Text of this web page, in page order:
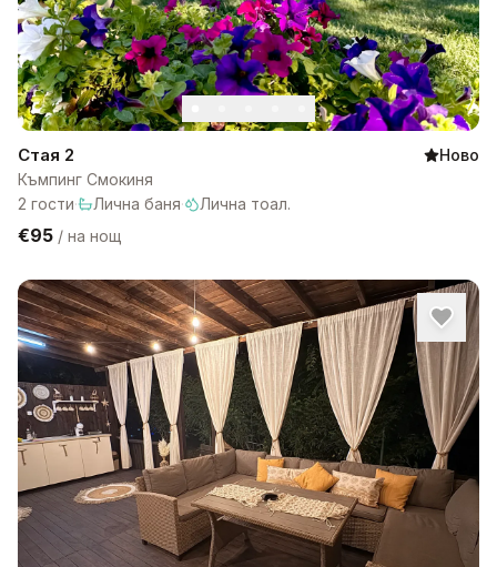
Стая 2
Ново
Къмпинг Смокиня
2 гости· Лична баня· Лична тоал.
€95 / на нощ